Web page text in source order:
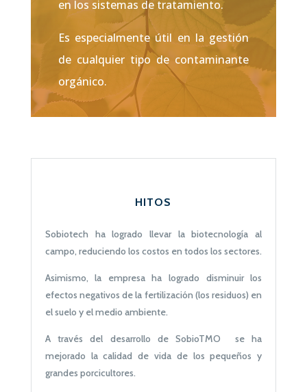
en los sistemas de tratamiento.
Es especialmente útil en la gestión
de cualquier tipo de contaminante
orgánico.
HITOS
Sobiotech ha logrado llevar la biotecnología al
campo, reduciendo los costos en todos los sectores.
Asimismo, la empresa ha logrado disminuir los
efectos negativos de la fertilización (los residuos) en
el suelo y el medio ambiente.
A través del desarrollo de SobioTMO se ha
mejorado la calidad de vida de los pequeños y
grandes porcicultores.